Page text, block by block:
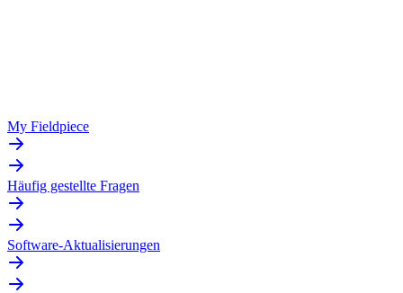
My Fieldpiece
Häufig gestellte Fragen
Software-Aktualisierungen